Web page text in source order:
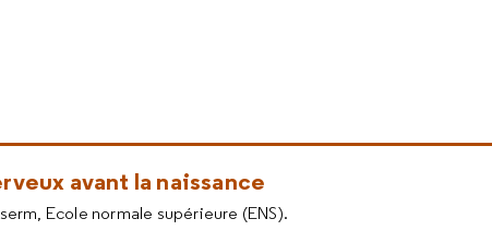
avant la naissance
Ecole normale supérieure (ENS).